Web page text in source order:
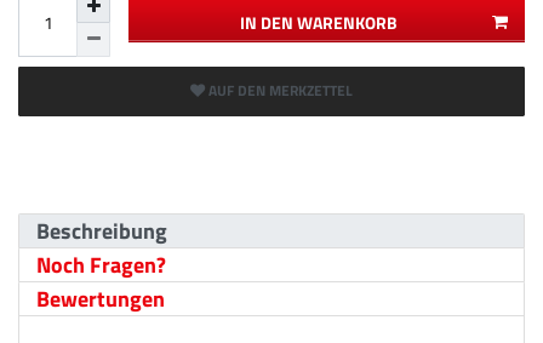
IN DEN WARENKORB
AUF DEN MERKZETTEL
Beschreibung
Noch Fragen?
Bewertungen